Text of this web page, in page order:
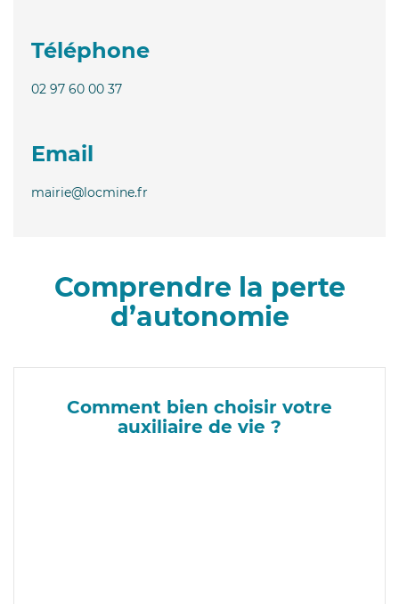
Téléphone
02 97 60 00 37
Email
mairie@locmine.fr
Comprendre la perte
d’autonomie
Comment bien choisir votre
auxiliaire de vie ?